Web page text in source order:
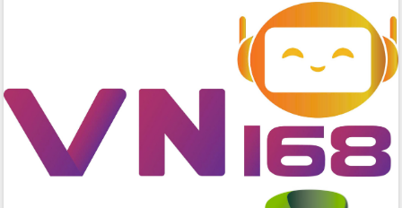
Đắk Lắk đẩy mạnh nuôi biển công
nghệ, hướng tới phát triển thủy sản
bền vững
Tập huấn nâng cao năng lực triển khai
chuyển đổi số cho cán bộ, công chức